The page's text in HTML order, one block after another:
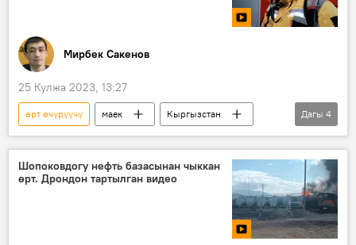
Мирбек Сакенов
25 Кулжа 2023, 13:27
өрт өчүрүүчү маек
Кыргызстан
Коом
өзгөчө кырдаал
видеомаек
Адилет Аалыев
Дагы 4
Шопоковдогу нефть базасынан чыккан
өрт. Дрондон тартылган видео